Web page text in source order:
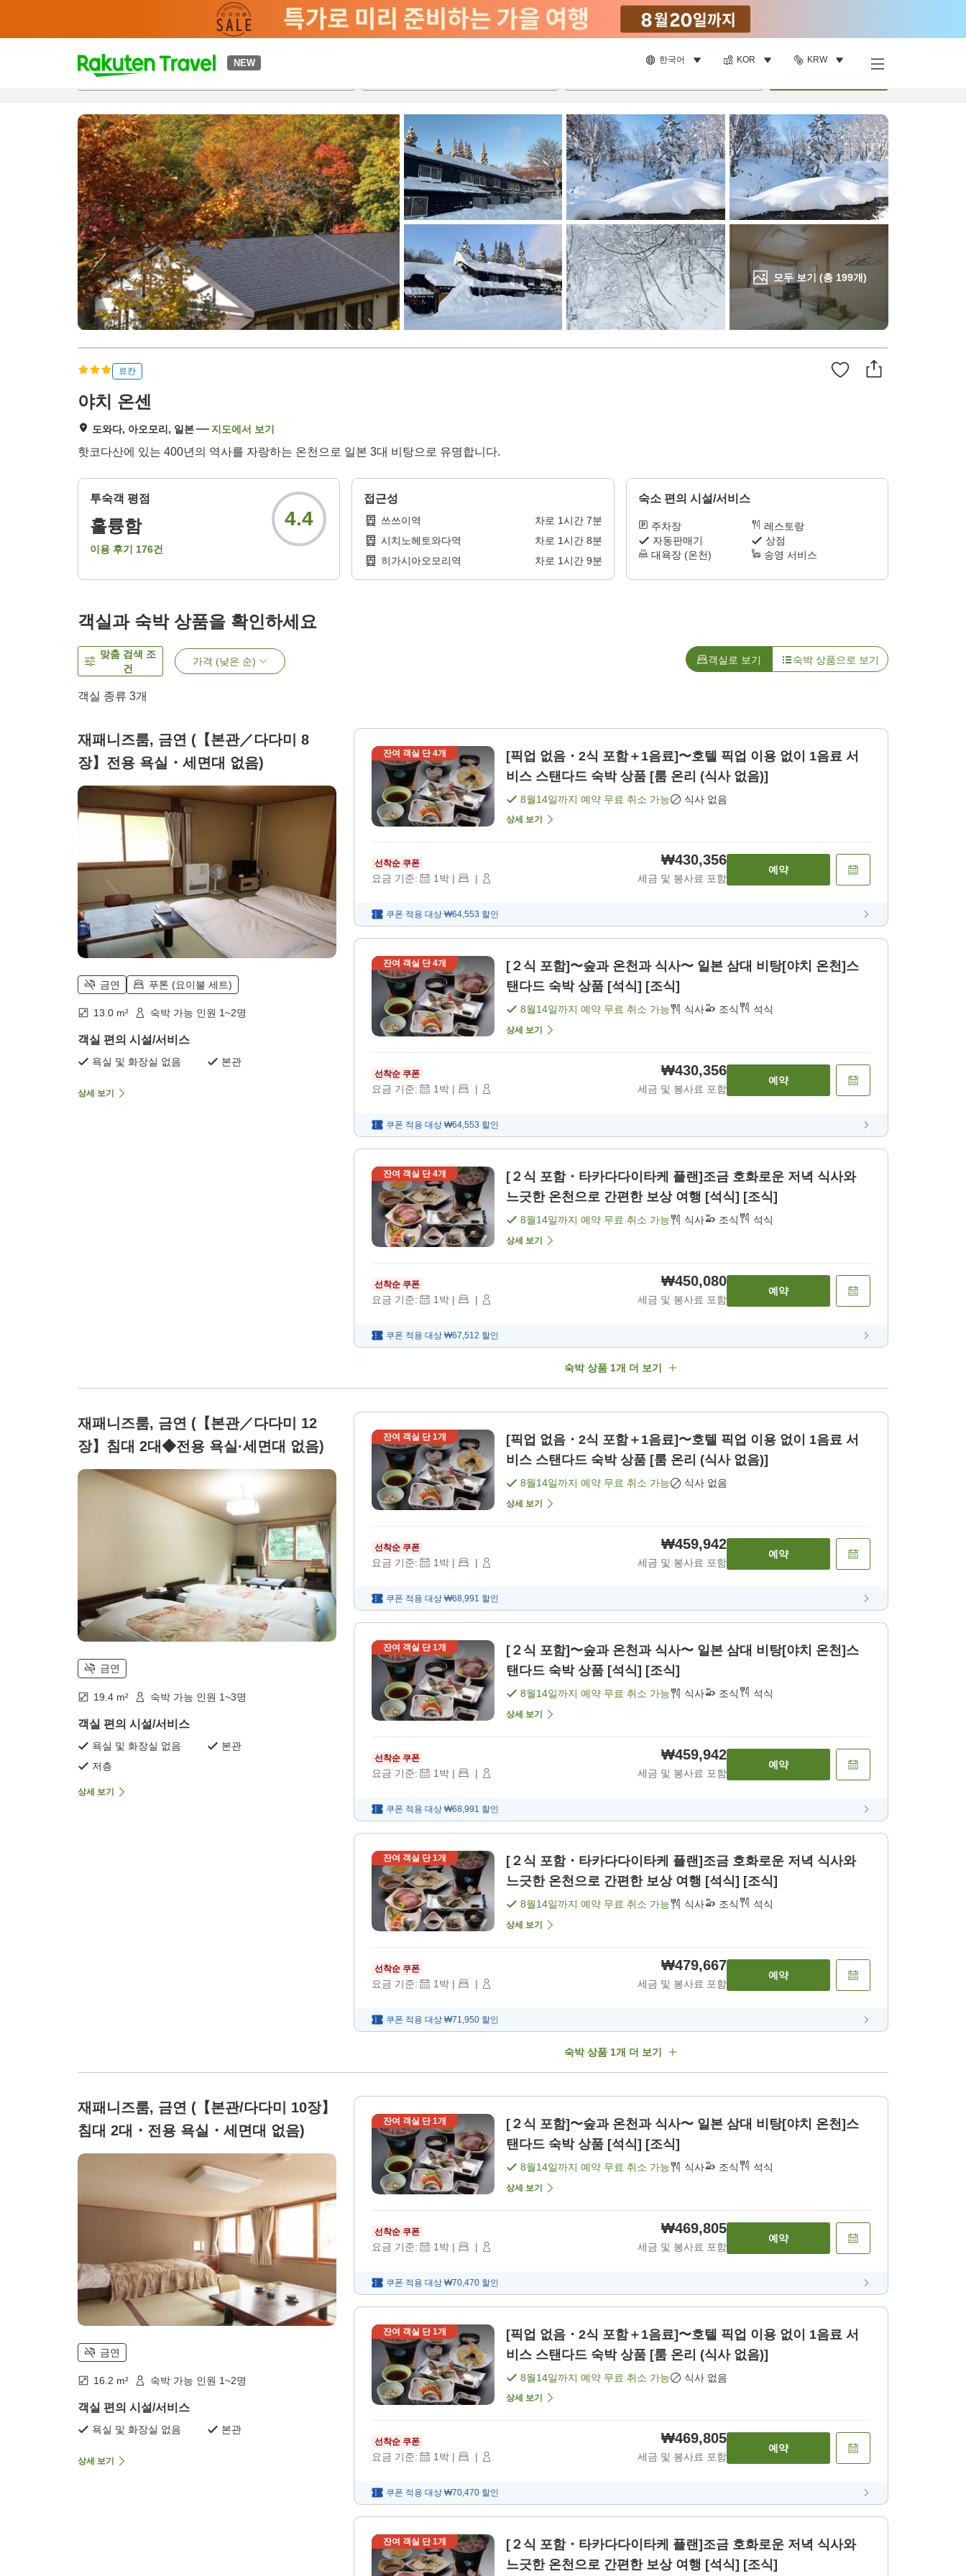
NEW 한국어 KOR KRW
t
p
a
g
e
_
s
e
a
r
c
h
모두 보기 (총 199개)
개요객실 & 숙박 상품이용 후기 하이라이트
료칸
야치 온센
도와다, 아오모리, 일본 지도에서 보기
핫코다산에 있는 400년의 역사를 자랑하는 온천으로 일본 3대 비탕으로 유명합니다.
투숙객 평점
훌륭함
이용 후기 176건
4.4
접근성
쓰쓰이역 차로 1시간 7분
시치노헤토와다역
차로 1시간 8분
히가시아오모리역
차로 1시간 9분
숙소 편의 시설/서비스
주차장
레스토랑
자동판매기
상점
대욕장 (온천)
송영 서비스
객실과 숙박 상품을 확인하세요
맞춤 검색 조
건
가격 (낮은 순) 객실로 보기 숙박 상품으로 보기
객실 종류 3개
재패니즈룸, 금연 (【본관／다다미 8
장】전용 욕실・세면대 없음)
금연 푸톤 (요이불 세트)
13.0 m² 숙박 가능 인원 1~2명
객실 편의 시설/서비스
욕실 및 화장실 없음 본관
상세 보기
잔여 객실 단4개
[픽업 없음・2식 포함＋1음료]〜호텔 픽업 이용 없이 1음료 서
비스 스탠다드 숙박 상품 [룸 온리 (식사 없음)]
8월14일까지 예약 무료 취소 가능 식사 없음
상세 보기
선착순 쿠폰
요금 기준: 1박 | |
₩430,356
세금 및 봉사료 포함
예약
쿠폰 적용 대상 ₩64,553 할인
잔여 객실 단4개
[２식 포함]〜숲과 온천과 식사〜 일본 삼대 비탕[야치 온천]스
탠다드 숙박 상품 [석식] [조식]
8월14일까지 예약 무료 취소 가능 식사 조식 석식
상세 보기
선착순 쿠폰
요금 기준: 1박 | |
₩430,356
세금 및 봉사료 포함
예약
쿠폰 적용 대상 ₩64,553 할인
잔여 객실 단4개
[２식 포함・타카다다이타케 플랜]조금 호화로운 저녁 식사와
느긋한 온천으로 간편한 보상 여행 [석식] [조식]
8월14일까지 예약 무료 취소 가능 식사 조식 석식
상세 보기
선착순 쿠폰
요금 기준: 1박 | |
₩450,080
세금 및 봉사료 포함
예약
쿠폰 적용 대상 ₩67,512 할인
숙박 상품 1개 더 보기
재패니즈룸, 금연 (【본관／다다미 12
장】침대 2대◆전용 욕실·세면대 없음)
금연
19.4 m² 숙박 가능 인원 1~3명
객실 편의 시설/서비스
욕실 및 화장실 없음
본관
저층
상세 보기
잔여 객실 단1개
[픽업 없음・2식 포함＋1음료]〜호텔 픽업 이용 없이 1음료 서
비스 스탠다드 숙박 상품 [룸 온리 (식사 없음)]
8월14일까지 예약 무료 취소 가능 식사 없음
상세 보기
선착순 쿠폰
요금 기준: 1 박 | |
₩459,942
세금 및 봉사료 포함
예약
쿠폰 적용 대상 ₩68,991 할인
잔여 객실 단1개
[２식 포함]〜숲과 온천과 식사〜 일본 삼대 비탕[야치 온천]스
탠다드 숙박 상품 [석식] [조식]
8월14일까지 예약 무료 취소 가능 식사 조식 석식
상세 보기
선착순 쿠폰
요금 기준: 1 박 | |
₩459,942
세금 및 봉사료 포함
예약
쿠폰 적용 대상 ₩68,991 할인
잔여 객실 단1개
[２식 포함・타카다다이타케 플랜]조금 호화로운 저녁 식사와
느긋한 온천으로 간편한 보상 여행 [석식] [조식]
8월14일까지 예약 무료 취소 가능 식사 조식 석식
상세 보기
선착순 쿠폰
요금 기준: 1 박 | |
₩479,667
세금 및 봉사료 포함
예약
쿠폰 적용 대상 ₩71,950 할인
숙박 상품 1개 더 보기
재패니즈룸, 금연 (【본관/다다미 10장】
침대 2대・전용 욕실・세면대 없음)
금연
16.2 m² 숙박 가능 인원 1~2명
객실 편의 시설/서비스
욕실 및 화장실 없음 본관
상세 보기
잔여 객실 단1개
[２식 포함]〜숲과 온천과 식사〜 일본 삼대 비탕[야치 온천]스
탠다드 숙박 상품 [석식] [조식]
8월14일까지 예약 무료 취소 가능 식사 조식 석식
상세 보기
선착순 쿠폰
요금 기준: 1 박 | |
₩469,805
세금 및 봉사료 포함
예약
쿠폰 적용 대상 ₩70,470 할인
잔여 객실 단1개
[픽업 없음・2식 포함＋1음료]〜호텔 픽업 이용 없이 1음료 서
비스 스탠다드 숙박 상품 [룸 온리 (식사 없음)]
8월14일까지 예약 무료 취소 가능 식사 없음
상세 보기
선착순 쿠폰
요금 기준: 1 박 | |
₩469,805
세금 및 봉사료 포함
예약
쿠폰 적용 대상 ₩70,470 할인
잔여 객실 단1개
[２식 포함・타카다다이타케 플랜]조금 호화로운 저녁 식사와
느긋한 온천으로 간편한 보상 여행 [석식] [조식]